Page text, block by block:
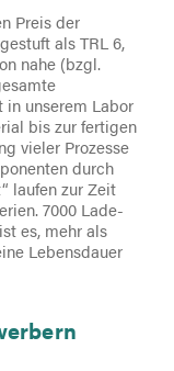
Preis der
als TRL 6,
nahe (bzgl.
unserem Labor
bis zur fertigen
vieler Prozesse
durch
laufen zur Zeit
7000 Lade-
es, mehr als
Lebensdauer